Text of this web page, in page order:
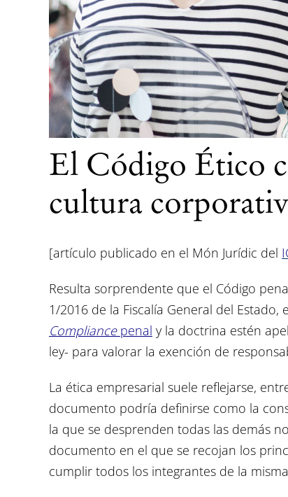
El Código Ético
cultura
[artículo publicado en el Món Jurídic del
Resulta sorprendente que el Código
1/2016 de la Fiscalía General del
Compliancepenal y la doctrina estén
ley- para valorar la exención de
La ética empresarial suele reflejarse,
documento podría definirse como la
la que se desprenden todas las demás
documento en el que se recojan los
cumplir todos los integrantes de la